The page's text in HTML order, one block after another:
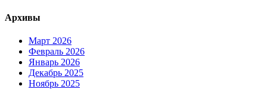
Архивы
Март 2026
Февраль 2026
Январь 2026
Декабрь 2025
Ноябрь 2025